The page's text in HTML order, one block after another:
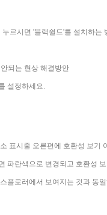
르시면 '블랙쉴드'를 설치하
되는 현상 해결방안
설정하세요.
표시줄 오른편에 호환성 보기
파란색으로 변경되고 호환성
플로러에서 보여지는 것과 동